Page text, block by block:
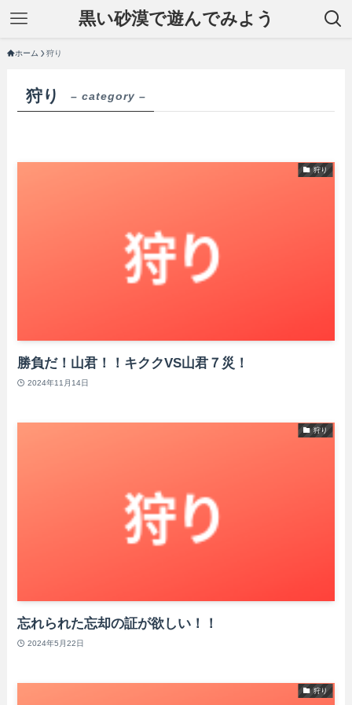
黒い砂漠で遊んでみよう
ホーム 狩り
狩り – category –
狩り
勝負だ！山君！！キククVS山君７災！
2024年11月14日
狩り
忘れられた忘却の証が欲しい！！
2024年5月22日
狩り